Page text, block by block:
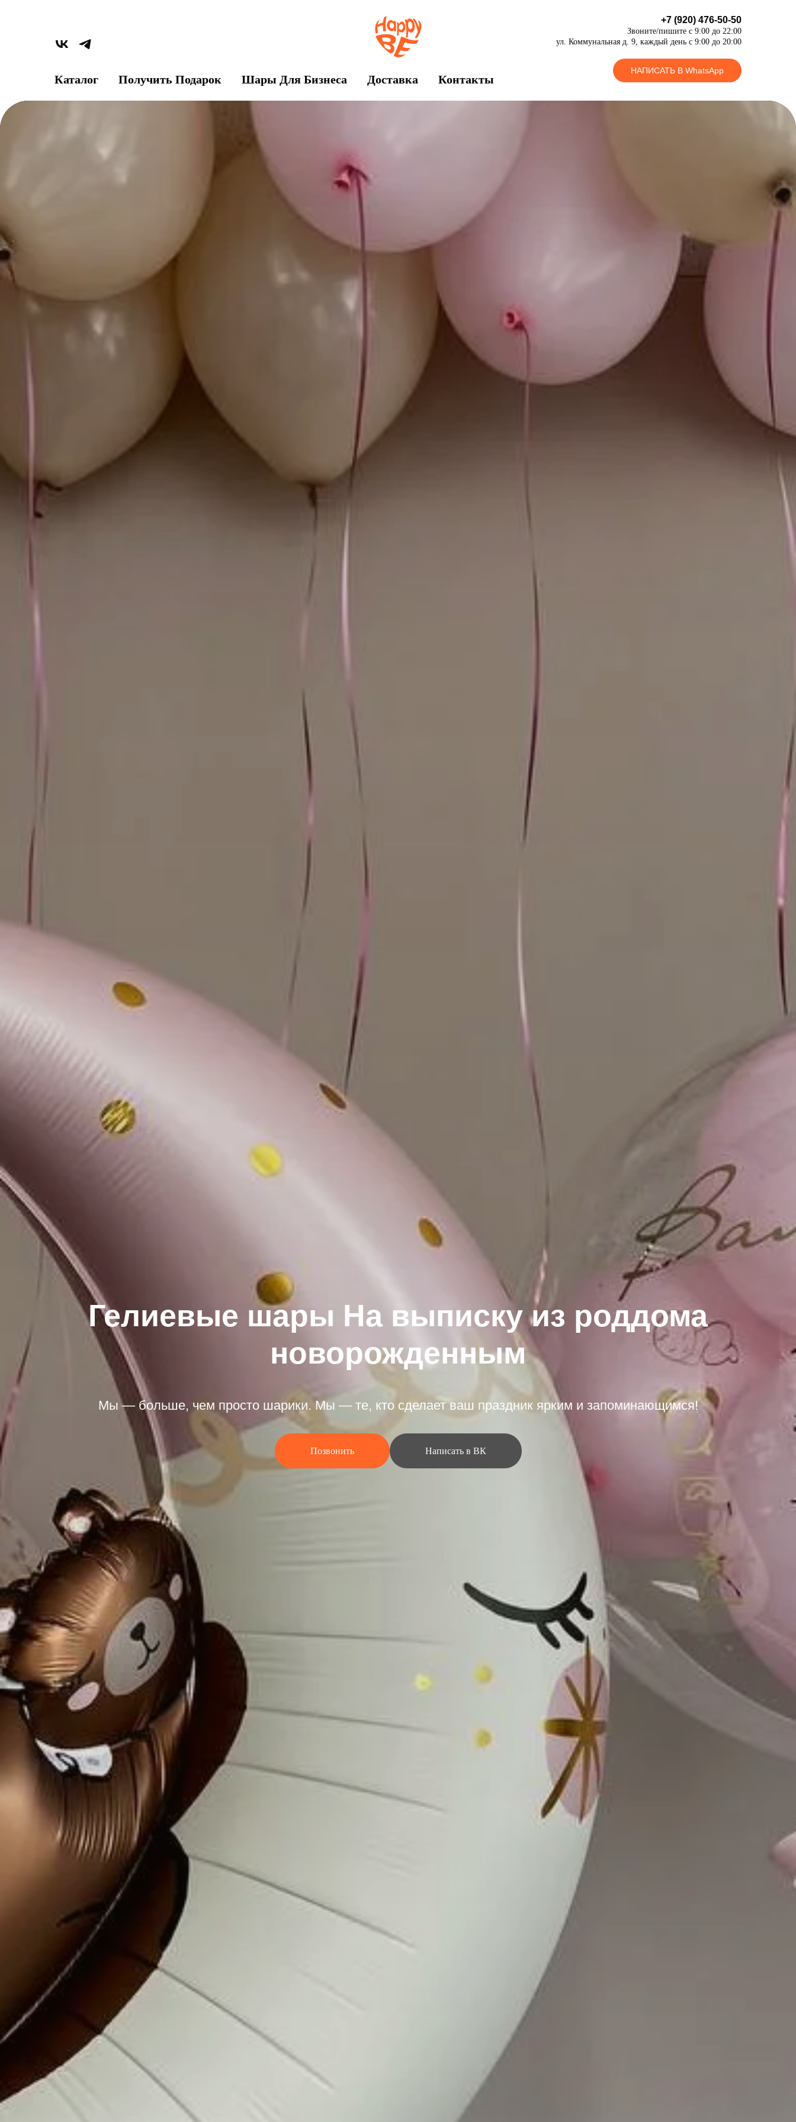
+7 (920) 476-50-50
Звоните/пишите с 9:00 до 22:00
ул. Коммунальная д. 9, каждый день с 9:00 до 20:00
НАПИСАТЬ В WhatsApp
Каталог Получить Подарок Шары Для Бизнеса Доставка Контакты
Гелиевые шары На выписку из роддома
новорожденным
Мы — больше, чем просто шарики. Мы — те, кто сделает ваш праздник ярким и запоминающимся!
Позвонить Написать в ВК